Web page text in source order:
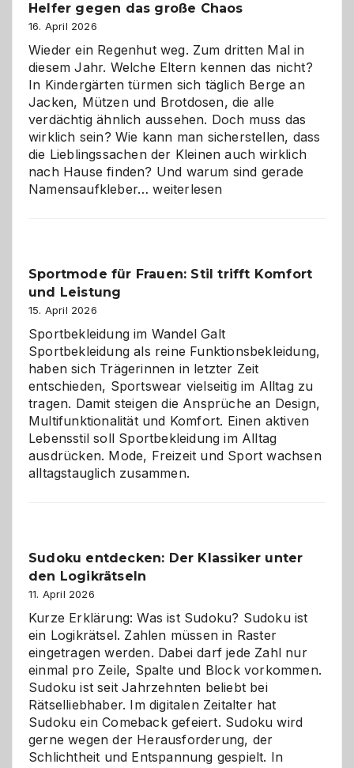
Helfer gegen das große Chaos
16. April 2026
Wieder ein Regenhut weg. Zum dritten Mal in
diesem Jahr. Welche Eltern kennen das nicht?
In Kindergärten türmen sich täglich Berge an
Jacken, Mützen und Brotdosen, die alle
verdächtig ähnlich aussehen. Doch muss das
wirklich sein? Wie kann man sicherstellen, dass
die Lieblingssachen der Kleinen auch wirklich
nach Hause finden? Und warum sind gerade
Namensaufkleber…Namensaufkleber
gegen
Chaos
weiterlesen
Sportmode für Frauen: Stil trifft Komfort
und Leistung
15. April 2026
Sportbekleidung im Wandel Galt
Sportbekleidung als reine Funktionsbekleidung,
haben sich Trägerinnen in letzter Zeit
entschieden, Sportswear vielseitig im Alltag zu
tragen. Damit steigen die Ansprüche an Design,
Multifunktionalität und Komfort. Einen aktiven
Lebensstil soll Sportbekleidung im Alltag
ausdrücken. Mode, Freizeit und Sport wachsen
alltagstauglich zusammen.
Sudoku entdecken: Der Klassiker unter
den Logikrätseln
11. April 2026
Kurze Erklärung: Was ist Sudoku? Sudoku ist
ein Logikrätsel. Zahlen müssen in Raster
eingetragen werden. Dabei darf jede Zahl nur
einmal pro Zeile, Spalte und Block vorkommen.
Sudoku ist seit Jahrzehnten beliebt bei
Rätselliebhaber. Im digitalen Zeitalter hat
Sudoku ein Comeback gefeiert. Sudoku wird
gerne wegen der Herausforderung, der
Schlichtheit und Entspannung gespielt. In